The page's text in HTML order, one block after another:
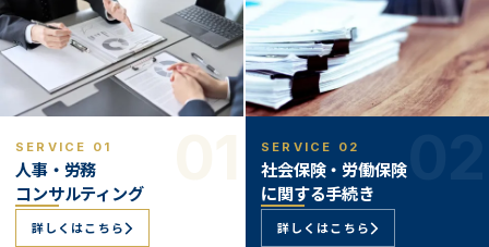
SERVICE 01
人事・労務
コンサルティング
詳しくはこちら
SERVICE 02
社会保険・労働保険
に関する手続き
詳しくはこちら